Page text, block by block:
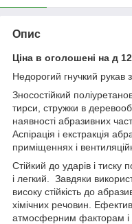
Опис
Ціна в оголошені на д
Недорогий гнучкий рукав
Зносостійкий
тирси, стружки в
наявності абразивних
Аспірація і екстракція
приміщеннях і
Стійкий до ударів і тиску
і легкий. Завдяки
високу стійкість до
хімічних речовин.
атмосферним факторам і